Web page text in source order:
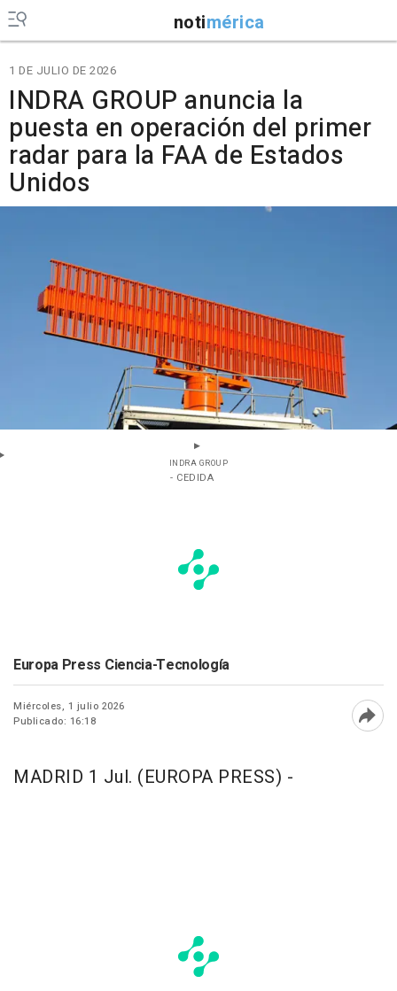
notimérica
1 DE JULIO DE 2026
INDRA GROUP anuncia la
puesta en operación del primer
radar para la FAA de Estados
Unidos
INDRA GROUP
- CEDIDA
Europa Press Ciencia-Tecnología
Miércoles, 1 julio 2026
Publicado: 16:18
MADRID 1 Jul. (EUROPA PRESS) -